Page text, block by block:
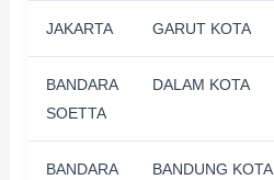
JAKARTA GARUT KOTA
BANDARA
SOETTA
DALAM KOTA
BANDARA
BANDUNG KOTA